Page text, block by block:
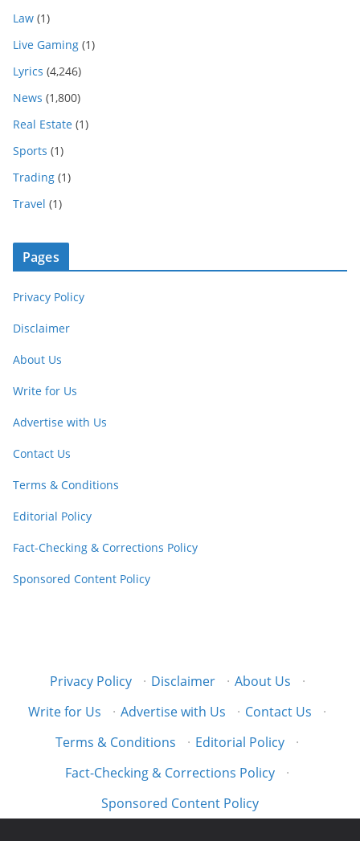
Law (1)
Live Gaming (1)
Lyrics (4,246)
News (1,800)
Real Estate (1)
Sports (1)
Trading (1)
Travel (1)
Pages
Privacy Policy
Disclaimer
About Us
Write for Us
Advertise with Us
Contact Us
Terms & Conditions
Editorial Policy
Fact-Checking & Corrections Policy
Sponsored Content Policy
Privacy Policy · Disclaimer · About Us
·
Write for Us
· Advertise with Us · Contact Us
·
Terms & Conditions
· Editorial Policy
·
Fact-Checking & Corrections Policy
·
Sponsored Content Policy